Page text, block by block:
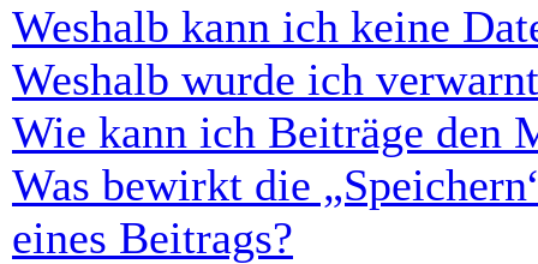
Weshalb kann ich keine
Weshalb wurde ich
Wie kann ich Beiträge den
Was bewirkt die
eines Beitrags?